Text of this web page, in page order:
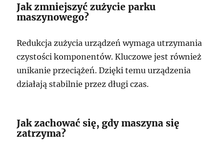
Jak zmniejszyć zużycie parku
maszynowego?
Redukcja zużycia urządzeń wymaga utrzymania
czystości komponentów. Kluczowe jest również
unikanie przeciążeń. Dzięki temu urządzenia
działają stabilnie przez długi czas.
Jak zachować się, gdy maszyna się
zatrzyma?